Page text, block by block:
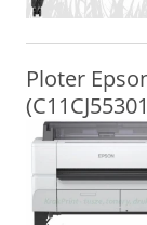
Ploter